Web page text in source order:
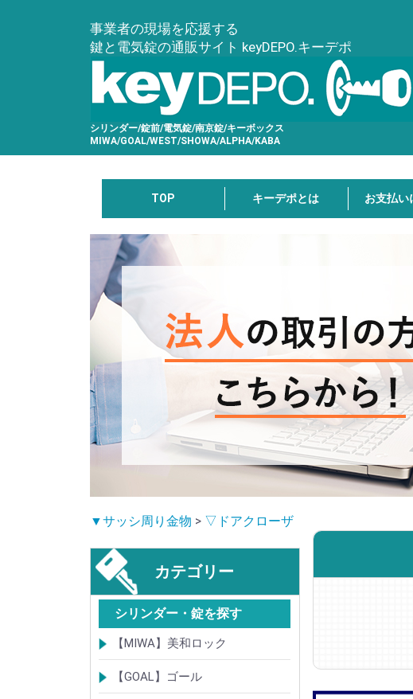
事業者の現場を応援する
鍵と電気錠の通販サイト keyDEPO.キーデポ
シリンダー/錠前/電気錠/南京錠/キーボックス
MIWA/GOAL/WEST/SHOWA/ALPHA/KABA
TOP キーデポとは お支払い
▼サッシ周り金物 > ▽ドアクローザ
カテゴリー
シリンダー・錠を探す
【MIWA】美和ロック
シリンダー
レバーハンドル錠
ケースロック
モノロック
本締錠
引戸錠
引違戸錠
ガラス扉錠
補助錠
グレモン錠
自動施錠錠
面付錠
内部錠
プッシュプル錠
キーレス錠
インダストリアルロック・カムロッ
ク
ポスト錠
ハンドル
サムターン
フロントプレート
ストライク
樹脂カバー・非常カバー
交換・補修錠前
交換・補修部材
M品番特殊錠(Kシリーズ)
その他
【GOAL】ゴール